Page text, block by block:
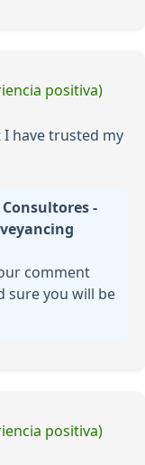
positiva)
have trusted my
-
comment
sure you will be
positiva)